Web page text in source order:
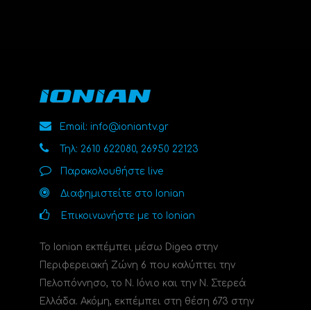
Email: info@ioniantv.gr
Τηλ: 2610 622080, 26950 22123
Παρακολουθήστε live
Διαφημιστείτε στο Ionian
Επικοινωνήστε με το Ionian
Το Ionian εκπέμπει μέσω Digea στην
Περιφερειακή Ζώνη 6 που καλύπτει την
Πελοπόννησο, το N. Ιόνιο και την Ν. Στερεά
Ελλάδα. Ακόμη, εκπέμπει στη θέση 673 στην